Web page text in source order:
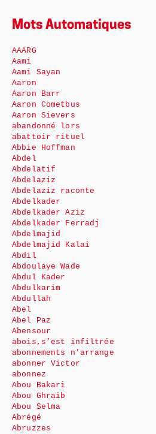
Mots Automatiques
AAARG
Aami
Aami Sayan
Aaron
Aaron Barr
Aaron Cometbus
Aaron Sievers
abandonné lors
abattoir rituel
Abbie Hoffman
Abdel
Abdelatif
Abdelaziz
Abdelaziz raconte
Abdelkader
Abdelkader Aziz
Abdelkader Ferradj
Abdelmajid
Abdelmajid Kalai
Abdil
Abdoulaye Wade
Abdul Kader
Abdulkarim
Abdullah
Abel
Abel Paz
Abensour
abois,s’est infiltrée
abonnements n’arrange
abonner Victor
abonnez
Abou Bakari
Abou Ghraib
Abou Selma
Abrégé
Abruzzes